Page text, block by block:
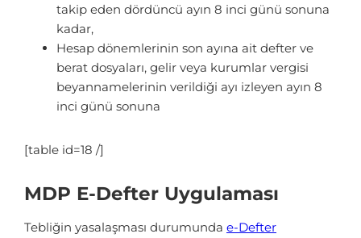
takip eden dördüncü ayın 8 inci günü sonuna
kadar,
Hesap dönemlerinin son ayına ait defter ve
berat dosyaları, gelir veya kurumlar vergisi
beyannamelerinin verildiği ayı izleyen ayın 8
inci günü sonuna
[table id=18 /]
MDP E-Defter Uygulaması
Tebliğin yasalaşması durumunda e-Defter